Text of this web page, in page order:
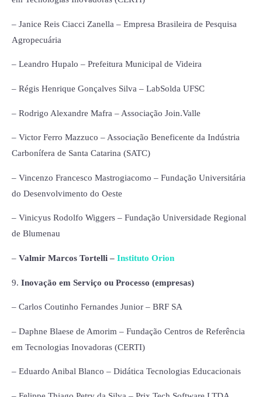
– Janice Reis Ciacci Zanella – Empresa Brasileira de Pesquisa
Agropecuária
– Leandro Hupalo – Prefeitura Municipal de Videira
– Régis Henrique Gonçalves Silva – LabSolda UFSC
– Rodrigo Alexandre Mafra – Associação Join.Valle
– Victor Ferro Mazzuco – Associação Beneficente da Indústria
Carbonífera de Santa Catarina (SATC)
– Vincenzo Francesco Mastrogiacomo – Fundação Universitária
do Desenvolvimento do Oeste
– Vinicyus Rodolfo Wiggers – Fundação Universidade Regional
de Blumenau
– Valmir Marcos Tortelli – Instituto Orion
9. Inovação em Serviço ou Processo (empresas)
– Carlos Coutinho Fernandes Junior – BRF SA
– Daphne Blaese de Amorim – Fundação Centros de Referência
em Tecnologias Inovadoras (CERTI)
– Eduardo Anibal Blanco – Didática Tecnologias Educacionais